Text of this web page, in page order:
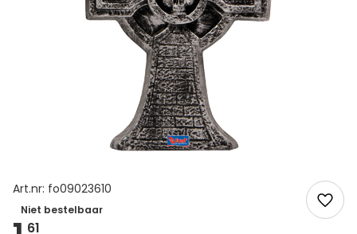
Art.nr: fo09023610
Niet bestelbaar
61